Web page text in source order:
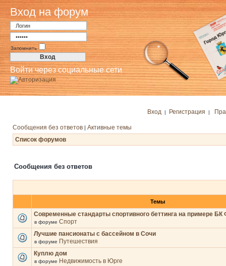
Вход на форум
Запомнить
Войти через социальные сети
Вход | Регистрация |
Сообщения без ответов | Активные темы
Список форумов
Сообщения без ответов
Темы
Современные стандарты спортивного беттинга на примере БК
в форуме Спорт
Лучшие пансионаты с бассейном в Сочи
в форуме Путешествия
Куплю дом
в форуме Недвижимость в Юрге